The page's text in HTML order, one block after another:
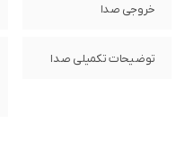
خروجی صدا
توضیحات تکمیلی صدا